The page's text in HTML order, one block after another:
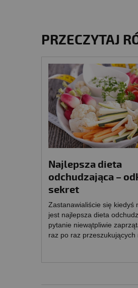
PRZECZYTAJ
Najlepsza dieta
odchudzająca –
sekret
Zastanawialiście się kiedyś
jest najlepsza dieta
pytanie niewątpliwie
raz po raz przeszukujących